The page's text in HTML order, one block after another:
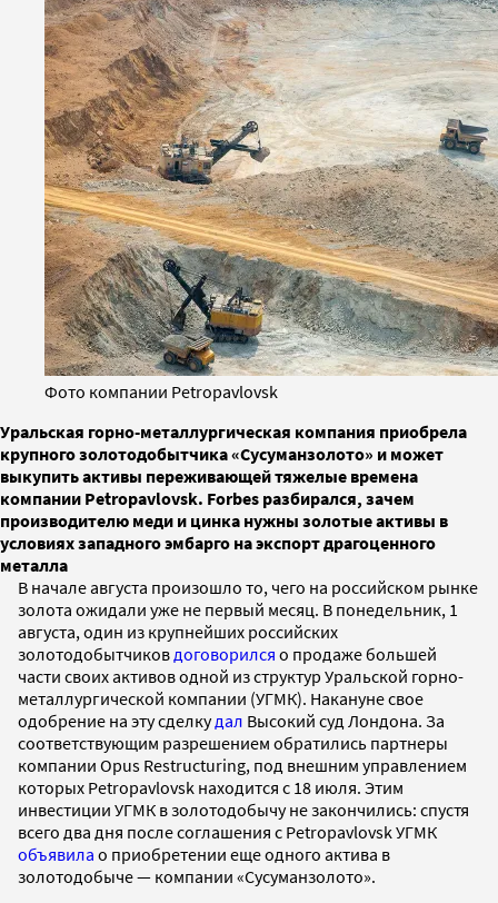
Фото компании Petropavlovsk
Уральская горно-металлургическая компания приобрела
крупного золотодобытчика «Сусуманзолото» и может
выкупить активы переживающей тяжелые времена
компании Petropavlovsk. Forbes разбирался, зачем
производителю меди и цинка нужны золотые активы в
условиях западного эмбарго на экспорт драгоценного
металла
В начале августа произошло то, чего на российском рынке
золота ожидали уже не первый месяц. В понедельник, 1
августа, один из крупнейших российских
золотодобытчиков договорился о продаже большей
части своих активов одной из структур Уральской горно-
металлургической компании (УГМК). Накануне свое
одобрение на эту сделкудал Высокий суд Лондона. За
соответствующим разрешением обратились партнеры
компании Opus Restructuring, под внешним управлением
которых Petropavlovsk находится с 18 июля. Этим
инвестиции УГМК в золотодобычу не закончились: спустя
всего два дня после соглашения с Petropavlovsk УГМК
объявила о приобретении еще одного актива в
золотодобыче — компании «Сусуманзолото».